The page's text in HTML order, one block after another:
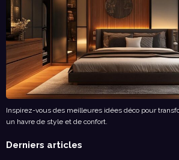
Inspirez-vous des meilleures idées déco pour
un havre de style et de confort.
Derniers articles